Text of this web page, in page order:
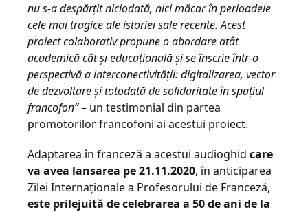
nu s-a despărţit niciodată, nici măcar în perioadele
cele mai tragice ale istoriei sale recente. Acest
proiect colaborativ propune o abordare atât
academică cât şi educaţională şi se înscrie într-o
perspectivă a interconectivităţii: digitalizarea, vector
de dezvoltare şi totodată de solidaritate în spaţiul
francofon”– un testimonial din partea
promotorilor francofoni ai acestui proiect.
Adaptarea în franceză a acestui audioghid care
va avea lansarea pe 21.11.2020, în anticiparea
Zilei Internaţionale a Profesorului de Franceză,
este prilejuită de celebrarea a 50 de ani de la